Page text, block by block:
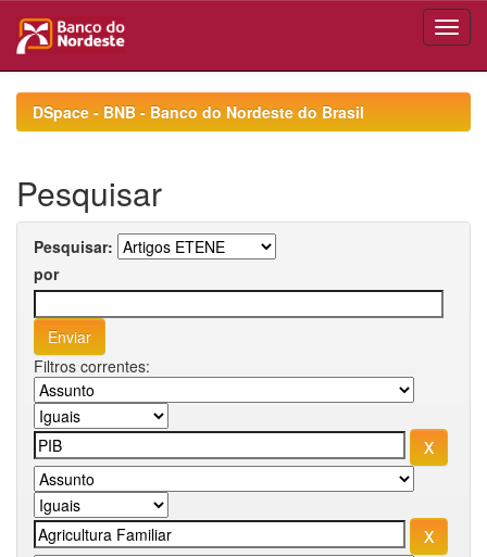
navigationDSpace - BNB - Banco do Nordeste do Brasil
Pesquisar
Pesquisar:
por
Filtros correntes: